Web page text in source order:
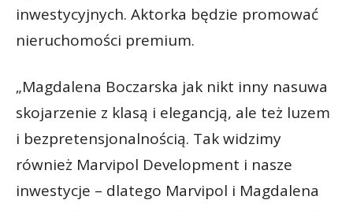
inwestycyjnych. Aktorka będzie promować
nieruchomości premium.
„Magdalena Boczarska jak nikt inny nasuwa
skojarzenie z klasą i elegancją, ale też luzem
i bezpretensjonalnością. Tak widzimy
również Marvipol Development i nasze
inwestycje – dlatego Marvipol i Magdalena